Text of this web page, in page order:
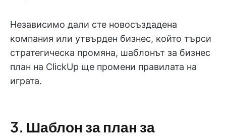
Независимо дали сте новосъздадена
компания или утвърден бизнес, който търси
стратегическа промяна, шаблонът за бизнес
план на ClickUp ще промени правилата на
играта.
3. Шаблон за план за